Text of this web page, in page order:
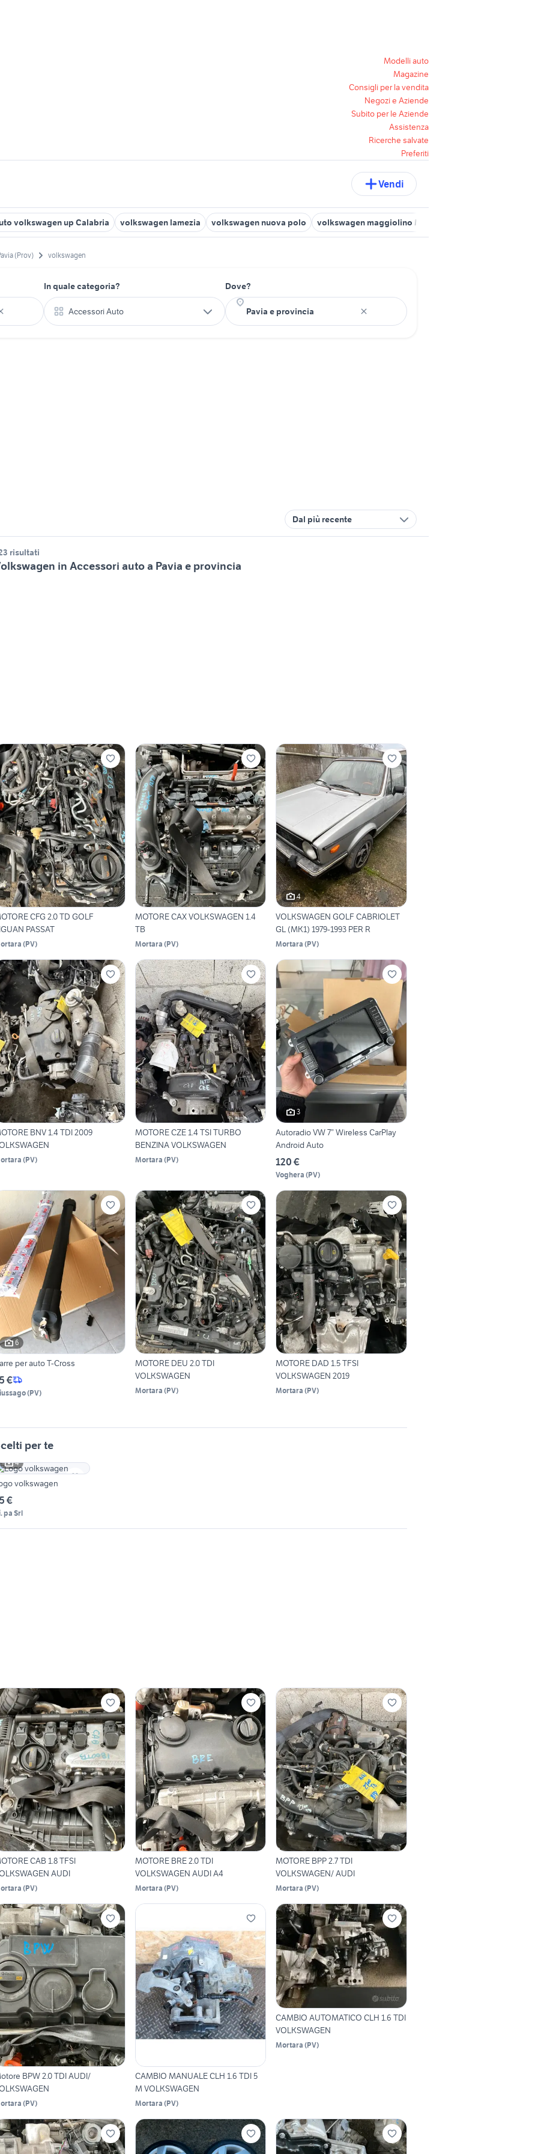
Modelli auto
Magazine
Consigli per la vendita
Negozi e Aziende
Subito per le Aziende
Assistenza
Ricerche salvate
Preferiti
Vendi
volkswagen up Calabria volkswagen lamezia volkswagen nuova polo volkswagen maggiolino Marche
(Prov) volkswagen
In quale categoria?
Accessori Auto
Dove?
Dal più recente
risultati
in Accessori auto a Pavia e provincia
CFG 2.0 TD GOLF
PASSAT
(PV)
MOTORE CAX VOLKSWAGEN 1.4
TB
Mortara (PV)
4
VOLKSWAGEN GOLF CABRIOLET
GL (MK1) 1979-1993 PER R
Mortara (PV)
BNV 1.4 TDI 2009
(PV)
MOTORE CZE 1.4 TSI TURBO
BENZINA VOLKSWAGEN
Mortara (PV)
3
Autoradio VW 7” Wireless CarPlay
Android Auto
120 €
Voghera (PV)
6
per auto T-Cross
€
(PV)
MOTORE DEU 2.0 TDI
VOLKSWAGEN
Mortara (PV)
MOTORE DAD 1.5 TFSI
VOLKSWAGEN 2019
Mortara (PV)
per te
4
volkswagen
€
pa Srl
CAB 1.8 TFSI
AUDI
(PV)
MOTORE BRE 2.0 TDI
VOLKSWAGEN AUDI A4
Mortara (PV)
MOTORE BPP 2.7 TDI
VOLKSWAGEN/ AUDI
Mortara (PV)
BPW 2.0 TDI AUDI/
(PV)
CAMBIO MANUALE CLH 1.6 TDI 5
M VOLKSWAGEN
Mortara (PV)
CAMBIO AUTOMATICO CLH 1.6 TDI
VOLKSWAGEN
Mortara (PV)